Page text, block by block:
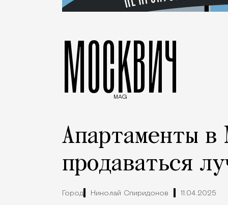
МОСКВИЧ
MAG
Апартаменты в
продаваться
Город Николай Спиридонов 11.04.2025